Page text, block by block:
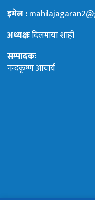
इमेल :
अध्यक्षःदिलमाया शाही
सम्पादकः
नन्दकृष्ण आचार्य